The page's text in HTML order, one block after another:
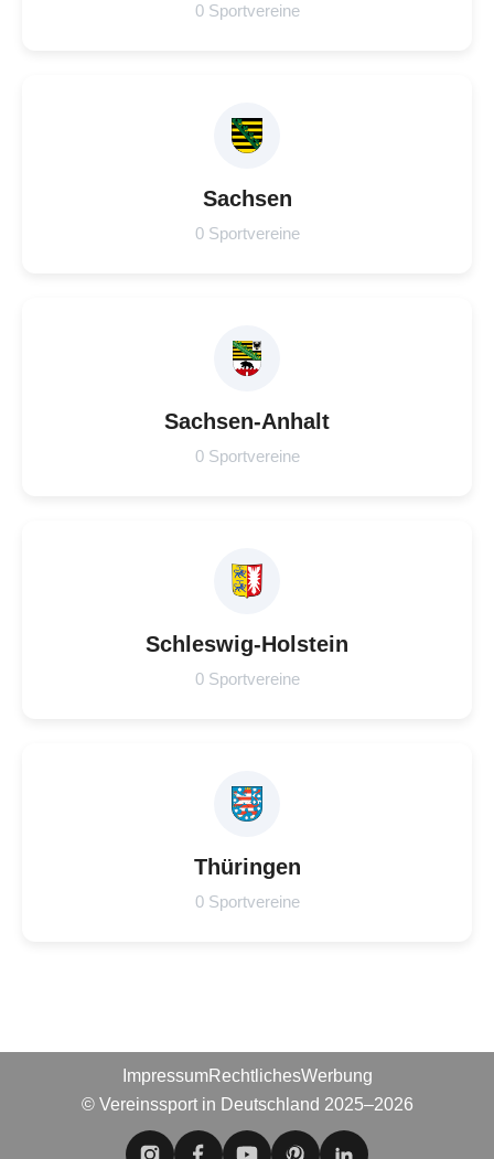
0 Sportvereine
Sachsen
0 Sportvereine
Sachsen-Anhalt
0 Sportvereine
Schleswig-Holstein
0 Sportvereine
Thüringen
0 Sportvereine
ImpressumRechtlichesWerbung
© Vereinssport in Deutschland 2025–2026